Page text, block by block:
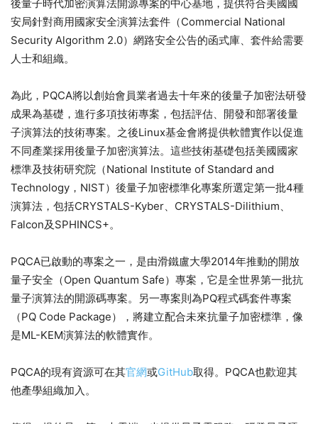
後量子時代加密演算法開源專案的中心基地，提供符合美國國
安局針對商用國家安全演算法套件（Commercial National
Security Algorithm 2.0）網路安全公告的函式庫、套件給需要
人士和組織。
為此，PQCA將以創始會員業者過去十年來的後量子加密法研發
成果為基礎，進行多項技術專案，包括評估、開發和部署後量
子演算法的技術專案。之後Linux基金會將提供軟體實作以促進
不同產業採用後量子加密演算法。這些技術基礎包括美國國家
標準及技術研究院（National Institute of Standard and
Technology，NIST）後量子加密標準化專案所選定第一批4種
演算法，包括CRYSTALS-Kyber、CRYSTALS-Dilithium、
Falcon及SPHINCS+。
PQCA已啟動的專案之一，是由滑鐵盧大學2014年推動的開放
量子安全（Open Quantum Safe）專案，它是全世界第一批抗
量子演算法的開源碼專案。另一專案則為PQ程式碼套件專案
（PQ Code Package），將建立配合未來抗量子加密標準，像
是ML-KEM演算法的軟體實作。
PQCA的現有資源可在其官網或GitHub取得。PQCA也歡迎其
他產學組織加入。